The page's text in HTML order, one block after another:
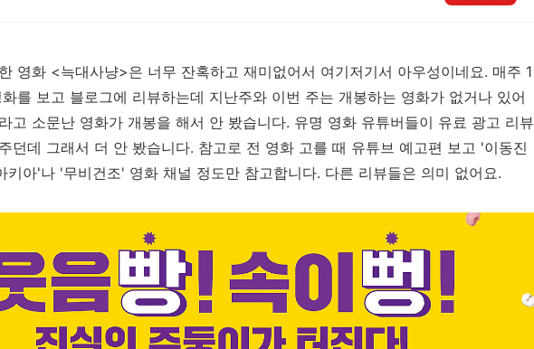
영화 <늑대사냥>은 너무 잔혹하고 재미없어서 여기저기서 아우성이네요. 매주 1
를 보고 블로그에 리뷰하는데 지난주와 이번 주는 개봉하는 영화가 없거나 있어
고 소문난 영화가 개봉을 해서 안 봤습니다. 유명 영화 유튜버들이 유료 광고 리뷰
던데 그래서 더 안 봤습니다. 참고로 전 영화 고를 때 유튜브 예고편 보고 '이동진
키아'나 '무비건조' 영화 채널 정도만 참고합니다. 다른 리뷰들은 의미 없어요.